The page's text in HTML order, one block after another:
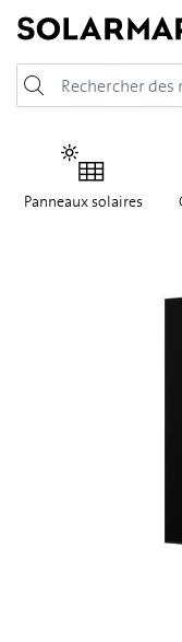
Panneaux solaires